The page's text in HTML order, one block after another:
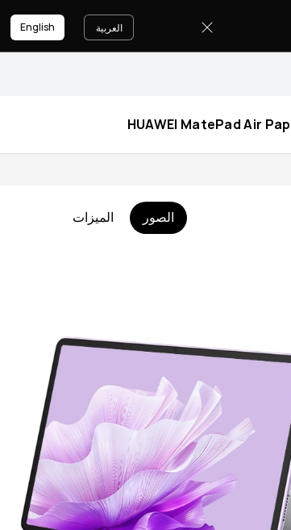
العربية English
HUAWEI MatePad Air
الصور الميزات